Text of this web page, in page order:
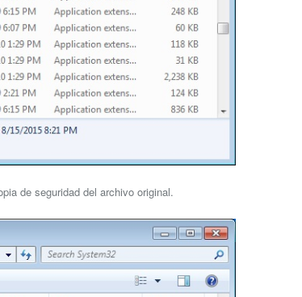
de seguridad del archivo original.